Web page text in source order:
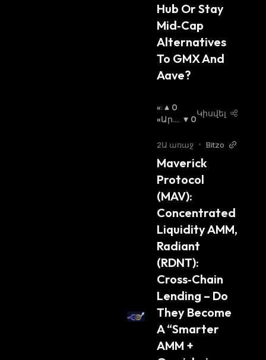
Hub Or Stay
Mid‑Cap
Alternatives
To GMX And
Aave?
«Ց
Լ
Շ
Ւ
Կ
Ա
:
0
«Արջ
Ւկա:
0
Կիսվել
2Ա առաջ • Bitzo
Maverick
Protocol
(MAV):
Concentrated
Liquidity AMM,
Radiant
(RDNT):
Cross‑Chain
Lending – Do
They Become
A “Smarter
AMM +